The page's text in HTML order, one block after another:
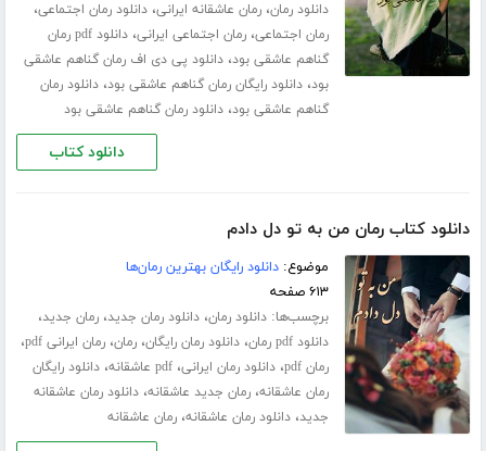
دانلود رمان،رمان عاشقانه ایرانی،دانلود رمان اجتماعی،
رمان اجتماعی،رمان اجتماعی ایرانی،
دانلود pdf رمان
گناهم عاشقی بود،دانلود پی دی اف رمان گناهم عاشقی
بود،دانلود رایگان رمان گناهم عاشقی بود،دانلود رمان
گناهم عاشقی بود،دانلود رمان گناهم عاشقی بود
دانلود کتاب
دانلود کتاب رمان من به تو دل دادم
موضوع:دانلود رایگان بهترین رمان‌ها
۶۱۳ صفحه
برچسب‌ها:دانلود رمان،دانلود رمان جدید،رمان جدید،
دانلود pdf رمان ،دانلود رمان رایگان،رمان،رمان ایرانی pdf ،
رمان pdf ،دانلود رمان ایرانی،pdf عاشقانه ،دانلود رایگان
رمان عاشقانه،رمان جدید عاشقانه،دانلود رمان عاشقانه
جدید،دانلود رمان عاشقانه،رمان عاشقانه